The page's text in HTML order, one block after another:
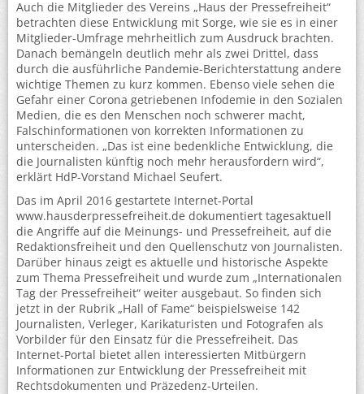
Auch die Mitglieder des Vereins „Haus der Pressefreiheit“
betrachten diese Entwicklung mit Sorge, wie sie es in einer
Mitglieder-Umfrage mehrheitlich zum Ausdruck brachten.
Danach bemängeln deutlich mehr als zwei Drittel, dass
durch die ausführliche Pandemie-Berichterstattung andere
wichtige Themen zu kurz kommen. Ebenso viele sehen die
Gefahr einer Corona getriebenen Infodemie in den Sozialen
Medien, die es den Menschen noch schwerer macht,
Falschinformationen von korrekten Informationen zu
unterscheiden. „Das ist eine bedenkliche Entwicklung, die
die Journalisten künftig noch mehr herausfordern wird“,
erklärt HdP-Vorstand Michael Seufert.
Das im April 2016 gestartete Internet-Portal
www.hausderpressefreiheit.de dokumentiert tagesaktuell
die Angriffe auf die Meinungs- und Pressefreiheit, auf die
Redaktionsfreiheit und den Quellenschutz von Journalisten.
Darüber hinaus zeigt es aktuelle und historische Aspekte
zum Thema Pressefreiheit und wurde zum „Internationalen
Tag der Pressefreiheit“ weiter ausgebaut. So finden sich
jetzt in der Rubrik „Hall of Fame“ beispielsweise 142
Journalisten, Verleger, Karikaturisten und Fotografen als
Vorbilder für den Einsatz für die Pressefreiheit. Das
Internet-Portal bietet allen interessierten Mitbürgern
Informationen zur Entwicklung der Pressefreiheit mit
Rechtsdokumenten und Präzedenz-Urteilen.